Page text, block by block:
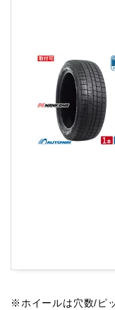
※ホイールは穴数/ピ